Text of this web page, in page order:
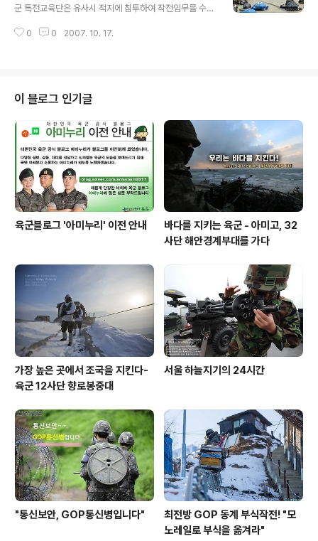
군 특전교육단은 유사시 적지에 침투하여 작전임무를 수행
전요원의 작전을 보장하기 위해 무기체계를 포함한 특수장
장을 찾았다. 서울근교, 한 고수부지에 도착하자 교육생들
이 헬기가 오기를 기다리며 마지막 지상교육을 받고 있었
다. 수십 번의 밀리터리 전술강하(Military Parashute J
ump)를 마친 교육생들이지만 고도 4000ft(약 1.2km)에
서 실시되는 고공 강하였기 때문에 긴장된 얼굴로 진지하
게 ..
0 0 2007. 10. 17.
이 블로그 인기글
육군블로그 '아미누리' 이전 안내
바다를 지키는 육군 - 아미고, 32
사단 해안경계부대를 가다
가장 높은 곳에서 조국을 지킨다-
육군 12사단 향로봉중대
서울 하늘지기의 24시간
"통신보안, GOP통신병입니다"
최전방 GOP 동계 부식작전! "모
노레일로 부식을 옮겨라"